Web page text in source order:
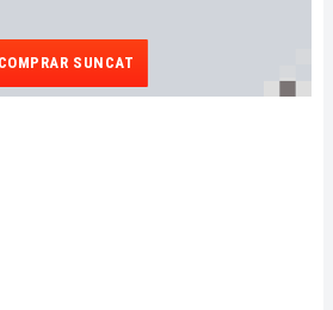
COMPRAR SUNCAT